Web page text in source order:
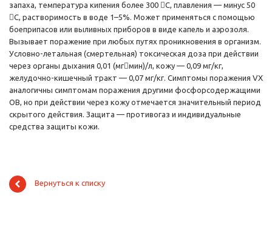
запаха, температура кипения более 300 С, плавления — минус 50
С, растворимость в воде 1–5%. Может применяться с помощью
боеприпасов или выливных приборов в виде капель и аэрозоля.
Вызывает поражение при любых путях проникновения в организм.
Условно-летальная (смертельная) токсическая доза при действии
через органы дыхания 0,01 (мгмин)/л, кожу — 0,09 мг/кг,
желудочно-кишечный тракт — 0,07 мг/кг. Симптомы поражения VX
аналогичны симптомам поражения другими фосфорсодержащими
ОВ, но при действии через кожу отмечается значительный период
скрытого действия. Защита — противогаз и индивидуальные
средства защиты кожи.
Вернуться к списку